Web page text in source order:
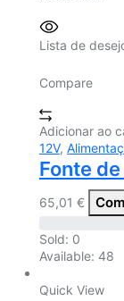
Lista de
Compare
Adicionar ao
12V,
Fonte
65,01 €
Sold: 0
Available: 48
Quick View